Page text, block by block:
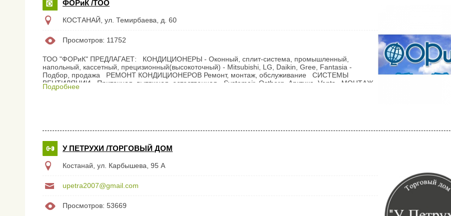
ФОРиК /ТОО
КОСТАНАЙ, ул. Темирбаева, д. 60
Просмотров: 11752
ТОО "ФОРиК" ПРЕДЛАГАЕТ: КОНДИЦИОНЕРЫ - Оконный, сплит-система, промышленный,
напольный, кассетный, прецизионный(высокоточный) - Mitsubishi, LG, Daikin, Gree, Fantasia -
Подбор, продажа РЕМОНТ КОНДИЦИОНЕРОВ Ремонт, монтаж, обслуживание СИСТЕМЫ
ВЕНТИЛЯЦИИ - Приточная, вытяжная, естественная - Systemair, Ostberg, Арктика, Vents МОНТАЖ
СИСТЕМ ВЕНТИЛЯЦИИ Монтаж, подбор, обслуживание, продажа ОБОГРЕВАТЕЛИ ВОЗДУХА:
Подробнее
У ПЕТРУХИ /ТОРГОВЫЙ ДОМ
Костанай, ул. Карбышева, 95 А
upetra2007@gmail.com
Просмотров: 53669